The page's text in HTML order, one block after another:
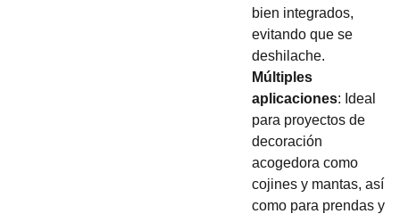
bien integrados,
evitando que se
deshilache.
Múltiples
aplicaciones: Ideal
para proyectos de
decoración
acogedora como
cojines y mantas, así
como para prendas y